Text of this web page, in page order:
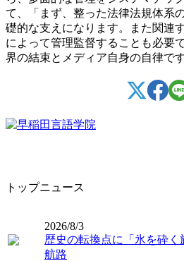
て、「まず、整った法律法規体系
礎的な支えになります。また関連
によって管理監督することも必要
界の結束とメディア自身の自律で
トップニュース
2026/8/3
歴史の転換点に「氷を砕く
航路